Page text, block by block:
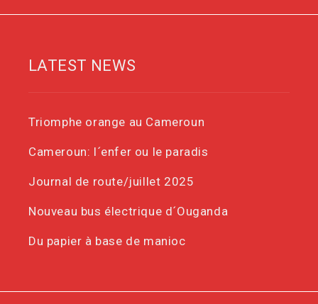
LATEST NEWS
Triomphe orange au Cameroun
Cameroun: l´enfer ou le paradis
Journal de route/juillet 2025
Nouveau bus électrique d´Ouganda
Du papier à base de manioc